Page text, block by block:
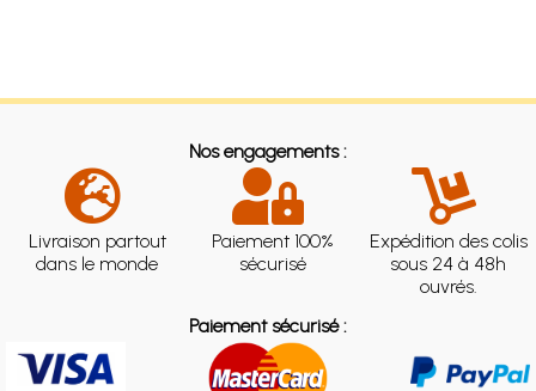
Nos engagements :
Livraison partout
dans le monde
Paiement 100%
sécurisé
Expédition des colis
sous 24 à 48h
ouvrés.
Paiement sécurisé :